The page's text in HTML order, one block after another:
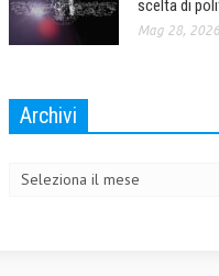
scelta di
Mag 28, 2026
Archivi